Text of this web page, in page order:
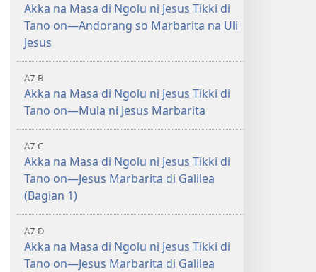
Akka na Masa di Ngolu ni Jesus Tikki di
Tano on—Andorang so Marbarita na Uli
Jesus
A7-B
Akka na Masa di Ngolu ni Jesus Tikki di
Tano on—Mula ni Jesus Marbarita
A7-C
Akka na Masa di Ngolu ni Jesus Tikki di
Tano on—Jesus Marbarita di Galilea
(Bagian 1)
A7-D
Akka na Masa di Ngolu ni Jesus Tikki di
Tano on—Jesus Marbarita di Galilea